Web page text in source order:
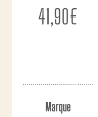
41,90€
Marque